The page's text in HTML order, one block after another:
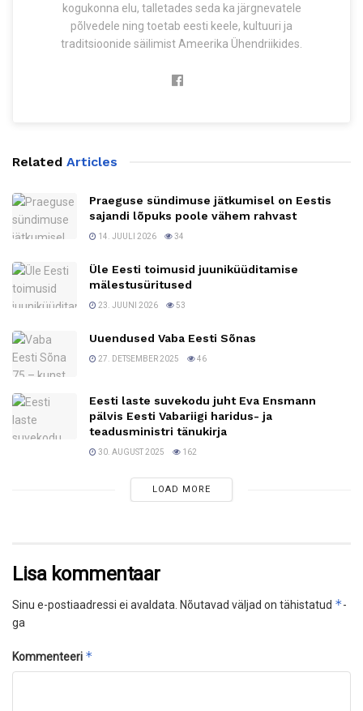
kogukonna elu, talletades seda ka järgnevatele
põlvedele ning toetab eesti keele, kultuuri ja
traditsioonide säilimist Ameerika Ühendriikides.
Related Articles
Praeguse sündimuse jätkumisel on Eestis
sajandi lõpuks poole vähem rahvast
14. JUULI 2026 34
Üle Eesti toimusid juuniküüditamise
mälestusüritused
23. JUUNI 2026 53
Uuendused Vaba Eesti Sõnas
27. DETSEMBER 2025 46
Eesti laste suvekodu juht Eva Ensmann
pälvis Eesti Vabariigi haridus- ja
teadusministri tänukirja
30. AUGUST 2025 162
LOAD MORE
Lisa kommentaar
Sinu e-postiaadressi ei avaldata. Nõutavad väljad on tähistatud *-
ga
Kommenteeri *